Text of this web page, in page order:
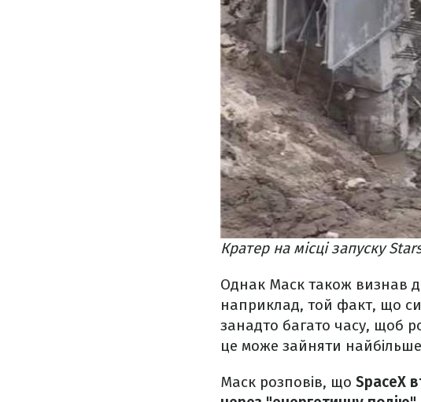
Кратер на місці запуску
Однак Маск також визнав
наприклад, той факт, що
занадто багато часу, щоб
це може зайняти
Маск розповів, що SpaceX